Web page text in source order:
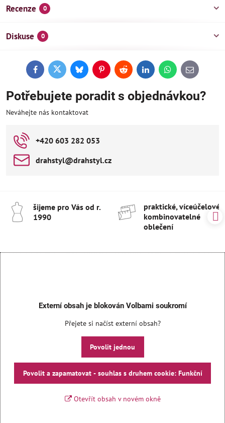
Recenze 0
Diskuse 0
FacebookTwitterBlueskyPinterestReddit LinkedInWhatsApp
E-
mail
Potřebujete poradit s objednávkou?
Neváhejte nás kontaktovat
+420 603 282 053
drahstyl​@drahstyl​.cz
šijeme pro Vás od r​.
1990
praktické, víceúčelové
kombinovatelné
oblečení
Externí obsah je blokován Volbami soukromí
Přejete si načíst externí obsah?
Povolit jednou
Povolit a zapamatovat - souhlas s druhem cookie: Funkční
Otevřít obsah v novém okně